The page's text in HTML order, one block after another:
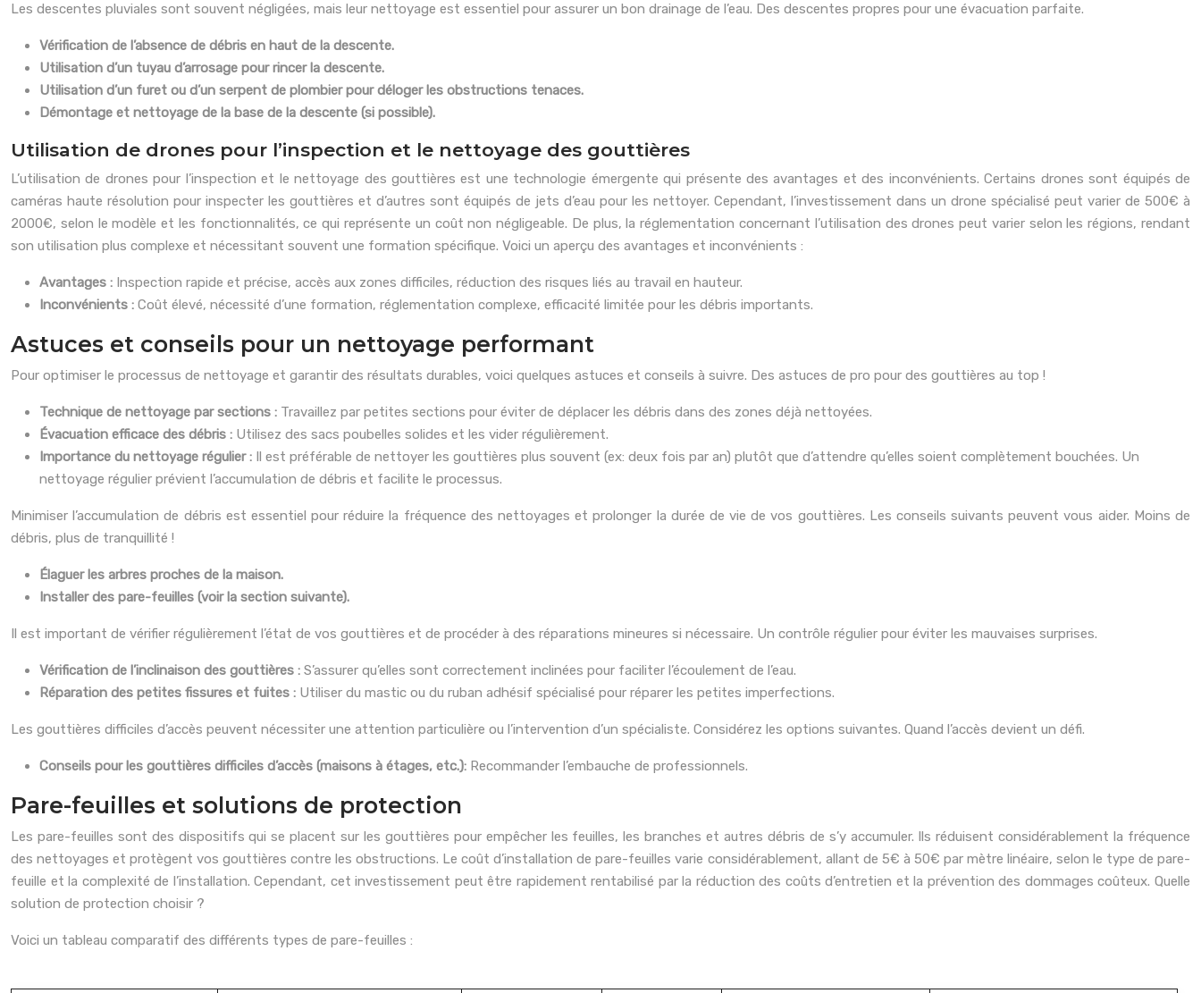
Les descentes pluviales sont souvent négligées, mais leur nettoyage est essentiel pour assurer un bon drainage de l’eau. Des descentes propres pour une évacuation parfaite.
Vérification de l’absence de débris en haut de la descente.
Utilisation d’un tuyau d’arrosage pour rincer la descente.
Utilisation d’un furet ou d’un serpent de plombier pour déloger les obstructions tenaces.
Démontage et nettoyage de la base de la descente (si possible).
Utilisation de drones pour l’inspection et le nettoyage des gouttières
L’utilisation de drones pour l’inspection et le nettoyage des gouttières est une technologie émergente qui présente des avantages et des inconvénients. Certains drones sont équipés de
caméras haute résolution pour inspecter les gouttières et d’autres sont équipés de jets d’eau pour les nettoyer. Cependant, l’investissement dans un drone spécialisé peut varier de 500€ à
2000€, selon le modèle et les fonctionnalités, ce qui représente un coût non négligeable. De plus, la réglementation concernant l’utilisation des drones peut varier selon les régions, rendant
son utilisation plus complexe et nécessitant souvent une formation spécifique. Voici un aperçu des avantages et inconvénients :
Avantages : Inspection rapide et précise, accès aux zones difficiles, réduction des risques liés au travail en hauteur.
Inconvénients : Coût élevé, nécessité d’une formation, réglementation complexe, efficacité limitée pour les débris importants.
Astuces et conseils pour un nettoyage performant
Pour optimiser le processus de nettoyage et garantir des résultats durables, voici quelques astuces et conseils à suivre. Des astuces de pro pour des gouttières au top !
Technique de nettoyage par sections : Travaillez par petites sections pour éviter de déplacer les débris dans des zones déjà nettoyées.
Évacuation efficace des débris : Utilisez des sacs poubelles solides et les vider régulièrement.
Importance du nettoyage régulier :
Il est préférable de nettoyer les gouttières plus souvent (ex: deux fois par an) plutôt que d’attendre qu’elles soient complètement bouchées. Un
nettoyage régulier prévient l’accumulation de débris et facilite le processus.
Minimiser l’accumulation de débris est essentiel pour réduire la fréquence des nettoyages et prolonger la durée de vie de vos gouttières. Les conseils suivants peuvent vous aider. Moins de
débris, plus de tranquillité !
Élaguer les arbres proches de la maison.
Installer des pare-feuilles (voir la section suivante).
Il est important de vérifier régulièrement l’état de vos gouttières et de procéder à des réparations mineures si nécessaire. Un contrôle régulier pour éviter les mauvaises surprises.
Vérification de l’inclinaison des gouttières : S’assurer qu’elles sont correctement inclinées pour faciliter l’écoulement de l’eau.
Réparation des petites fissures et fuites : Utiliser du mastic ou du ruban adhésif spécialisé pour réparer les petites imperfections.
Les gouttières difficiles d’accès peuvent nécessiter une attention particulière ou l’intervention d’un spécialiste. Considérez les options suivantes. Quand l’accès devient un défi.
Conseils pour les gouttières difficiles d’accès (maisons à étages, etc.): Recommander l’embauche de professionnels.
Pare-feuilles et solutions de protection
Les pare-feuilles sont des dispositifs qui se placent sur les gouttières pour empêcher les feuilles, les branches et autres débris de s’y accumuler. Ils réduisent considérablement la fréquence
des nettoyages et protègent vos gouttières contre les obstructions. Le coût d’installation de pare-feuilles varie considérablement, allant de 5€ à 50€ par mètre linéaire, selon le type de pare-
feuille et la complexité de l’installation. Cependant, cet investissement peut être rapidement rentabilisé par la réduction des coûts d’entretien et la prévention des dommages coûteux. Quelle
solution de protection choisir ?
Voici un tableau comparatif des différents types de pare-feuilles :